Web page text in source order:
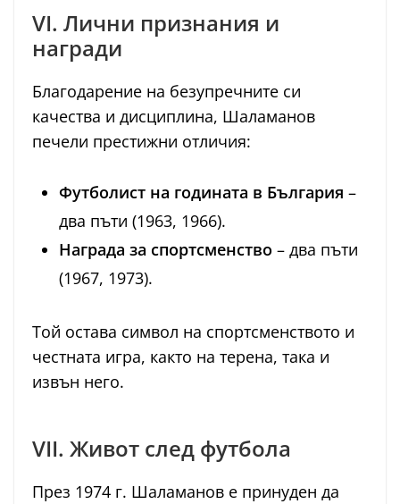
VI. Лични признания и
награди
Благодарение на безупречните си
качества и дисциплина, Шаламанов
печели престижни отличия:
Футболист на годината в България –
два пъти (1963, 1966).
Награда за спортсменство – два пъти
(1967, 1973).
Той остава символ на спортсменството и
честната игра, както на терена, така и
извън него.
VII. Живот след футбола
През 1974 г. Шаламанов е принуден да